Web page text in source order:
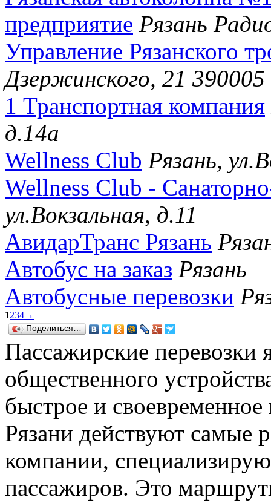
предприятие Рязань
Управление Рязанского
Дзержинского, 21 390005
1 Транспортная компания
д.14а
Wellness Club Рязань,
Wellness Club -
ул.Вокзальная, д.11
АвидарТранс Рязань
Автобус на заказ Рязань
Автобусные перевозки
1234→
Поделиться…
Пассажирские перевозки
общественного
быстрое и
Рязани действуют самые
компании,
пассажиров. Это